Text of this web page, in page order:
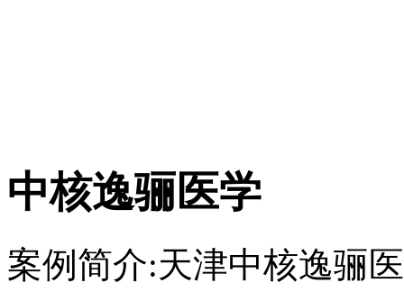
中核逸骊医学
案例简介:天津中核逸骊